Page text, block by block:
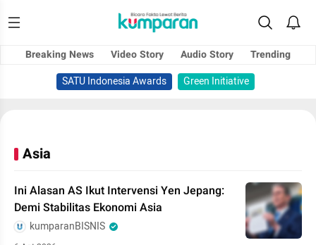
Breaking News Video Story Audio Story
Trending
SATU Indonesia Awards
Green Initiative
Asia
Ini Alasan AS Ikut Intervensi Yen Jepang:
Demi Stabilitas Ekonomi Asia
kumparanBISNIS